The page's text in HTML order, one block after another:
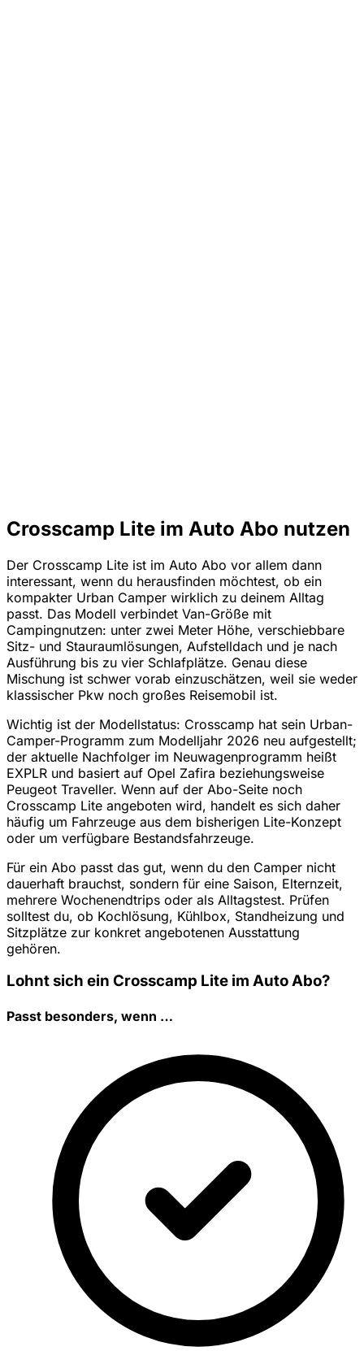
Crosscamp Lite im Auto Abo nutzen
Der Crosscamp Lite ist im Auto Abo vor allem dann
interessant, wenn du herausfinden möchtest, ob ein
kompakter Urban Camper wirklich zu deinem Alltag
passt. Das Modell verbindet Van-Größe mit
Campingnutzen: unter zwei Meter Höhe, verschiebbare
Sitz- und Stauraumlösungen, Aufstelldach und je nach
Ausführung bis zu vier Schlafplätze. Genau diese
Mischung ist schwer vorab einzuschätzen, weil sie weder
klassischer Pkw noch großes Reisemobil ist.
Wichtig ist der Modellstatus: Crosscamp hat sein Urban-
Camper-Programm zum Modelljahr 2026 neu aufgestellt;
der aktuelle Nachfolger im Neuwagenprogramm heißt
EXPLR und basiert auf Opel Zafira beziehungsweise
Peugeot Traveller. Wenn auf der Abo-Seite noch
Crosscamp Lite angeboten wird, handelt es sich daher
häufig um Fahrzeuge aus dem bisherigen Lite-Konzept
oder um verfügbare Bestandsfahrzeuge.
Für ein Abo passt das gut, wenn du den Camper nicht
dauerhaft brauchst, sondern für eine Saison, Elternzeit,
mehrere Wochenendtrips oder als Alltagstest. Prüfen
solltest du, ob Kochlösung, Kühlbox, Standheizung und
Sitzplätze zur konkret angebotenen Ausstattung
gehören.
Lohnt sich ein Crosscamp Lite im Auto Abo?
Passt besonders, wenn …